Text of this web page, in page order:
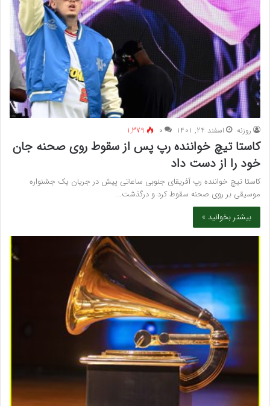
روزنه اسفند 24, 1401 ۰ 1,379
کاستا تیچ خواننده رپ پس از سقوط روی صحنه جان
خود را از دست داد
کاستا تیچ خواننده رپ آفریقای جنوبی ساعاتی پیش در جریان یک جشنواره
موسیقی بر روی صحنه سقوط کرد و درگذشت.…
بیشتر بخوانید »